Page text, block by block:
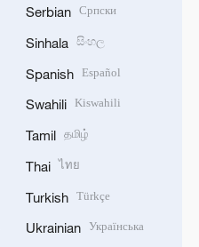
Serbian Српски
Sinhala සිංහල
Spanish Español
Swahili Kiswahili
Tamil தமிழ்
Thai ไทย
Turkish Türkçe
Ukrainian Українська